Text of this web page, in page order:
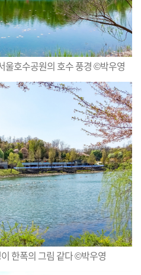
울호수공원의 호수 풍경 ©박우영
한폭의 그림 같다 ©박우영